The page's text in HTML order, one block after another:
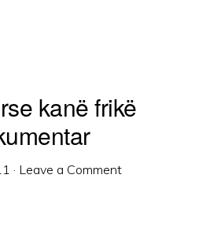
kanë frikë
· Leave a Comment